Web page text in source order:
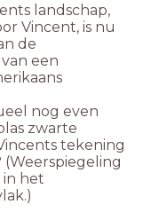
landschap,
Vincent, is nu
de
een
nog even
zwarte
tekening
(Weerspiegeling
het